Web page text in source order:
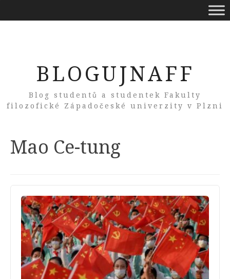
BLOGUJNAFF
Blog studentů a studentek Fakulty
filozofické Západočeské univerzity v Plzni
Tag:
Mao Ce-tung